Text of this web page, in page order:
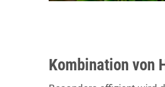
Kombination von